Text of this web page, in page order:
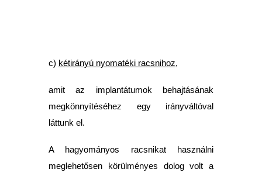
c) kétirányúnyomatéki racsnihoz,
amit az implantátumok behajtásának
megkönnyítéséhez egy irányváltóval
láttunk el.
A hagyományos racsnikat használni
meglehetősen körülményes dolog volt a